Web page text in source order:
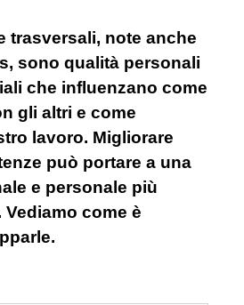
trasversali, note anche
sono qualità personali
che influenzano come
gli altri e come
lavoro. Migliorare
può portare a una
e personale più
come è